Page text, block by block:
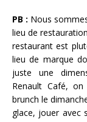
PB : Nous
lieu de
restaurant est
lieu de marque
juste une
Renault Café,
brunch le
glace, jouer avec